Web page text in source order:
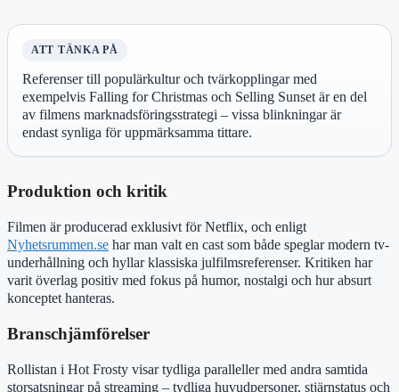
ATT TÄNKA PÅ
Referenser till populärkultur och tvärkopplingar med
exempelvis Falling for Christmas och Selling Sunset är en del
av filmens marknadsföringsstrategi – vissa blinkningar är
endast synliga för uppmärksamma tittare.
Produktion och kritik
Filmen är producerad exklusivt för Netflix, och enligt
Nyhetsrummen.se har man valt en cast som både speglar modern tv-
underhållning och hyllar klassiska julfilmsreferenser. Kritiken har
varit överlag positiv med fokus på humor, nostalgi och hur absurt
konceptet hanteras.
Branschjämförelser
Rollistan i Hot Frosty visar tydliga paralleller med andra samtida
storsatsningar på streaming – tydliga huvudpersoner, stjärnstatus och